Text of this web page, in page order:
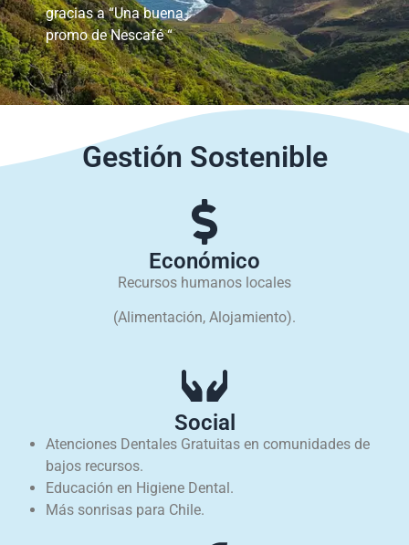
gracias a “Una buena
promo de Nescafé “
Gestión Sostenible
Económico
Recursos humanos locales
(Alimentación, Alojamiento).
Social
Atenciones Dentales Gratuitas en comunidades de
bajos recursos.
Educación en Higiene Dental.
Más sonrisas para Chile.